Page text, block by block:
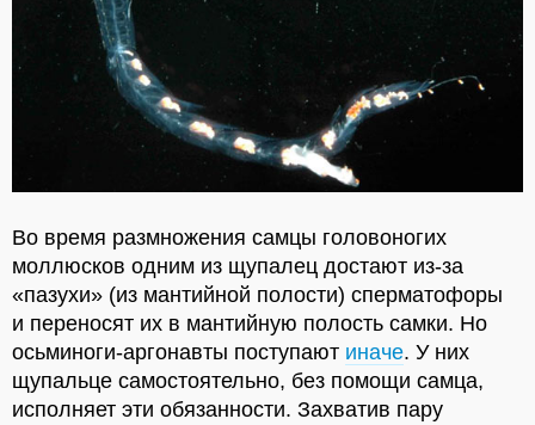
Во время размножения самцы головоногих
моллюсков одним из щупалец достают из-за
«пазухи» (из мантийной полости) сперматофоры
и переносят их в мантийную полость самки. Но
осьминоги-аргонавты поступают иначе. У них
щупальце самостоятельно, без помощи самца,
исполняет эти обязанности. Захватив пару